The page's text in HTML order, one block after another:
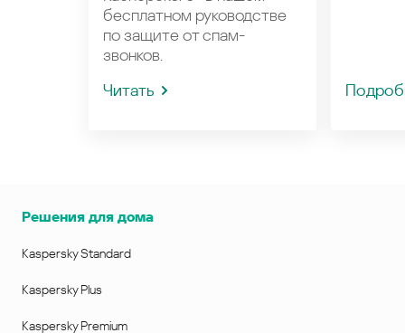
бесплатном руководстве
по защите от спам-
звонков.
Читать
Решения для дома
Kaspersky Standard
Kaspersky Plus
Kaspersky Premium